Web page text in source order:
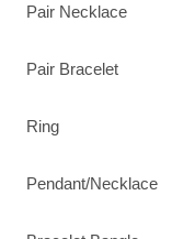
Pair Necklace
Pair Bracelet
Ring
Pendant/Necklace